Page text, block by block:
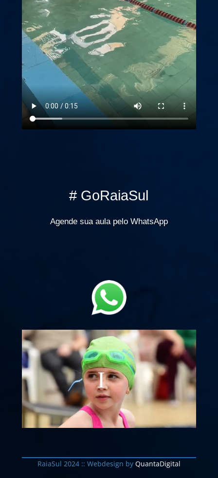
# GoRaiaSul
Agende sua aula pelo WhatsApp
RaiaSul 2024 :: Webdesign byQuantaDigital